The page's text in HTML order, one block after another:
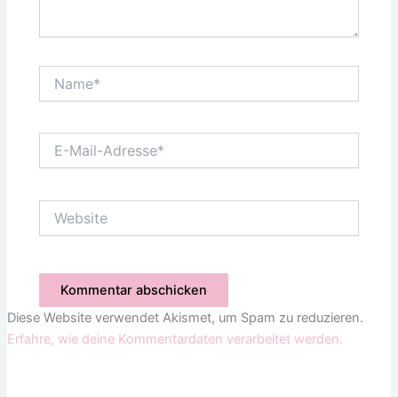
Mail-
Diese Website verwendet Akismet, um Spam zu reduzieren.
Erfahre, wie deine Kommentardaten verarbeitet werden.